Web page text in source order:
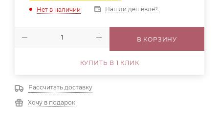
Нет в наличии
Нашли дешевле?
В КОРЗИНУ
КУПИТЬ В 1 КЛИК
Рассчитать доставку
Хочу в подарок